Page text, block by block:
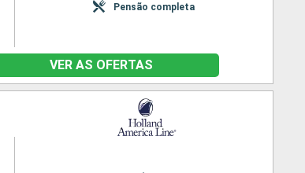
Pensão completa
VER AS OFERTAS